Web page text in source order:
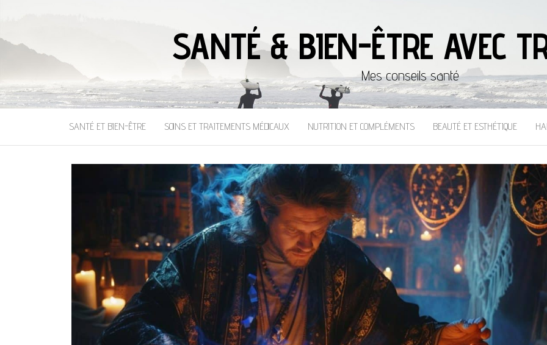
SANTÉ & BIEN-ÊTRE AVEC
Mes conseils santé
SANTÉ ET BIEN-ÊTRE SOINS ET TRAITEMENTS MÉDICAUX NUTRITION ET COMPLÉMENTS BEAUTÉ ET ESTHÉTIQUE